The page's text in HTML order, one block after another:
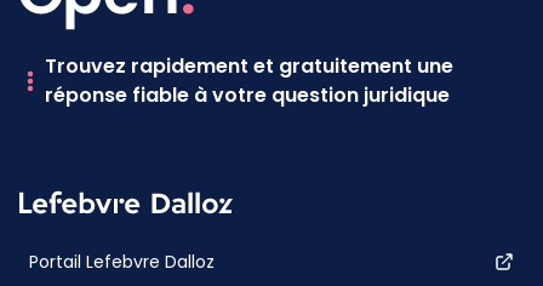
Trouvez rapidement et gratuitement une
réponse fiable à votre question juridique
Portail Lefebvre Dalloz